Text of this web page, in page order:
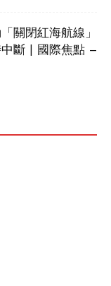
關閉紅海航線」
斷 | 國際焦點 –